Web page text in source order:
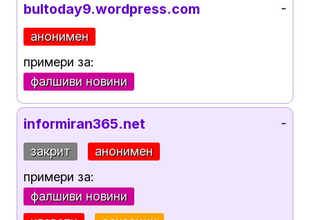
bultoday9.wordpress.com
анонимен
примери за:
фалшиви новини
-
informiran365.net
закрит
анонимен
примери за:
фалшиви новини
-